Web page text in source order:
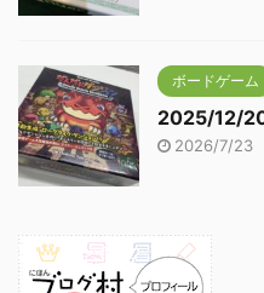
ボードゲーム
2025/12/
2026/7/23